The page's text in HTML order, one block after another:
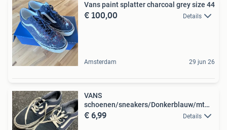
Vans paint splatter charcoal grey size 44
€ 100,00 Details
Amsterdam 29 jun 26
VANS
schoenen/sneakers/Donkerblauw/mt
40/weinig gedragen
€ 6,99 Details